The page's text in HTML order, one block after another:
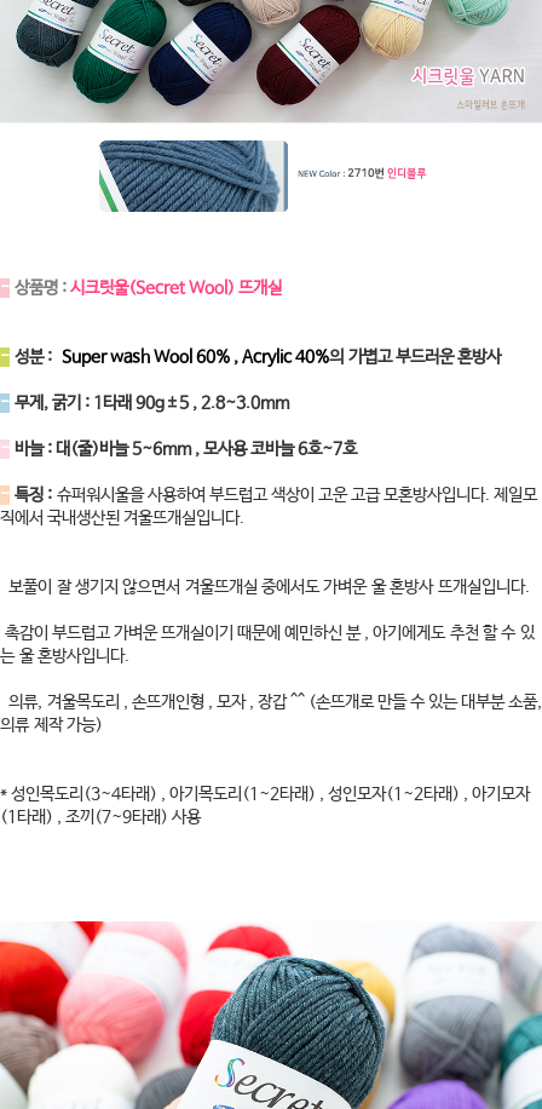
- 상품명 :시크릿울(Secret Wool) 뜨개실
- 성분 : Super wash Wool 60% , Acrylic 40%의 가볍고 부드러운 혼방사
- 무게, 굵기 : 1타래 90g±5 , 2.8~3.0mm
- 바늘 : 대(줄)바늘 5~6mm , 모사용 코바늘 6호~7호
- 특징 : 슈퍼워시울을 사용하여 부드럽고 색상이 고운 고급 모혼방사입니다. 제일모
직에서 국내생산된 겨울뜨개실입니다.
보풀이 잘 생기지 않으면서 겨울뜨개실 중에서도 가벼운 울 혼방사 뜨개실입니다.
촉감이 부드럽고 가벼운 뜨개실이기 때문에 예민하신 분 , 아기에게도 추천 할 수 있
는 울 혼방사입니다.
의류, 겨울목도리 , 손뜨개인형 , 모자 , 장갑 ^^ (손뜨개로 만들 수 있는 대부분 소품,
의류 제작 가능)
* 성인목도리(3~4타래) , 아기목도리(1~2타래) , 성인모자(1~2타래) , 아기모자
(1타래) , 조끼(7~9타래) 사용